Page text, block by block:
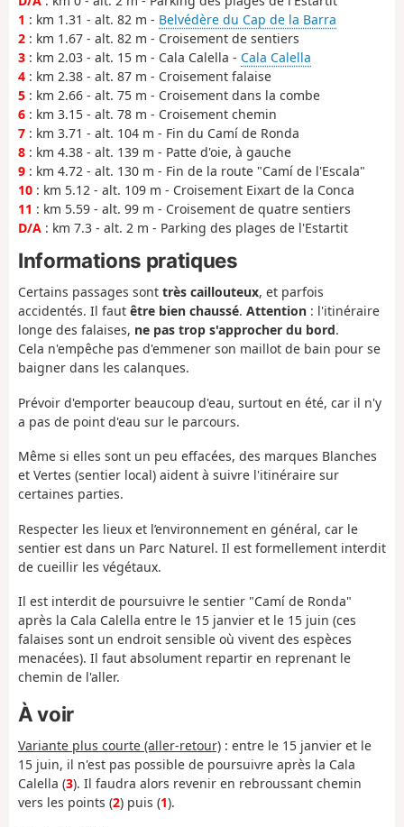
1 : km 1.31 - alt. 82 m - Belvédère du Cap de la Barra
2 : km 1.67 - alt. 82 m - Croisement de sentiers
3 : km 2.03 - alt. 15 m - Cala Calella - Cala Calella
4 : km 2.38 - alt. 87 m - Croisement falaise
5 : km 2.66 - alt. 75 m - Croisement dans la combe
6 : km 3.15 - alt. 78 m - Croisement chemin
7 : km 3.71 - alt. 104 m - Fin du Camí de Ronda
8 : km 4.38 - alt. 139 m - Patte d'oie, à gauche
9 : km 4.72 - alt. 130 m - Fin de la route "Camí de l'Escala"
10 : km 5.12 - alt. 109 m - Croisement Eixart de la Conca
11 : km 5.59 - alt. 99 m - Croisement de quatre sentiers
D/A : km 7.3 - alt. 2 m - Parking des plages de l'Estartit
Informations pratiques
Certains passages sont très caillouteux, et parfois
accidentés. Il faut être bien chaussé. Attention : l'itinéraire
longe des falaises, ne pas trop s'approcher du bord.
Cela n'empêche pas d'emmener son maillot de bain pour se
baigner dans les calanques.
Prévoir d'emporter beaucoup d'eau, surtout en été, car il n'y
a pas de point d'eau sur le parcours.
Même si elles sont un peu effacées, des marques Blanches
et Vertes (sentier local) aident à suivre l'itinéraire sur
certaines parties.
Respecter les lieux et l’environnement en général, car le
sentier est dans un Parc Naturel. Il est formellement interdit
de cueillir les végétaux.
Il est interdit de poursuivre le sentier "Camí de Ronda"
après la Cala Calella entre le 15 janvier et le 15 juin (ces
falaises sont un endroit sensible où vivent des espèces
menacées). Il faut absolument repartir en reprenant le
chemin de l'aller.
À voir
Variante plus courte (aller-retour) : entre le 15 janvier et le
15 juin, il n'est pas possible de poursuivre après la Cala
Calella (3). Il faudra alors revenir en rebroussant chemin
vers les points (2) puis (1).